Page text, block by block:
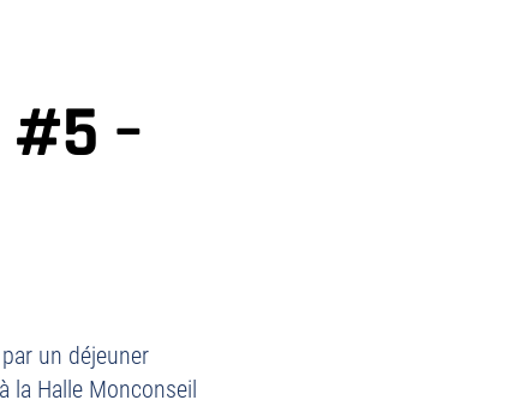
#5 –
un déjeuner
la Halle Monconseil